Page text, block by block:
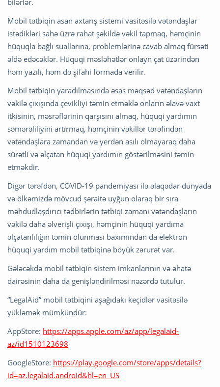
bilərlər.
Mobil tətbiqin asan axtarış sistemi vasitəsilə vətəndaşlar
istədikləri sahə üzrə rahat şəkildə vəkil tapmaq, həmçinin
hüquqla bağlı suallarına, problemlərinə cavab almaq fürsəti
əldə edəcəklər. Hüquqi məsləhətlər onlayn çat üzərindən
həm yazılı, həm də şifahi formada verilir.
Mobil tətbiqin yaradılmasında əsas məqsəd vətəndaşların
vəkilə çıxışında çevikliyi təmin etməklə onların əlavə vaxt
itkisinin, məsrəflərinin qarşısını almaq, hüquqi yardımın
səmərəliliyini artırmaq, həmçinin vəkillər tərəfindən
vətəndaşlara zamandan və yerdən asılı olmayaraq daha
sürətli və əlçatan hüquqi yardımın göstərilməsini təmin
etməkdir.
Digər tərəfdən, COVID-19 pandemiyası ilə əlaqədar dünyada
və ölkəmizdə mövcud şəraitə uyğun olaraq bir sıra
məhdudlaşdırıcı tədbirlərin tətbiqi zamanı vətəndaşların
vəkilə daha əlverişli çıxışı, həmçinin hüquqi yardıma
əlçatanlılığın təmin olunması baxımından da elektron
hüquqi yardım mobil tətbiqinə böyük zərurət var.
Gələcəkdə mobil tətbiqin sistem imkanlarının və əhatə
dairəsinin daha da genişləndirilməsi nəzərdə tutulur.
“LegalAid” mobil tətbiqini aşağıdakı keçidlər vasitəsilə
yükləmək mümkündür:
AppStore: https://apps.apple.com/az/app/legalaid-
az/id1510123698
GoogleStore: https://play.google.com/store/apps/details?
id=az.legalaid.android&hl=en_US